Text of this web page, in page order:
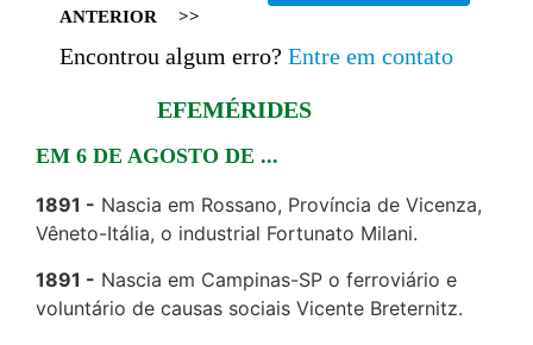
ANTERIOR
>>
Encontrou algum erro? Entre em contato
EFEMÉRIDES
EM 6 DE AGOSTO DE ...
1891
Nascia em Rossano, Província de Vicenza,
Vêneto-Itália, o industrial Fortunato Milani.
1891
Nascia em Campinas-SP o ferroviário e
voluntário de causas sociais Vicente Breternitz.